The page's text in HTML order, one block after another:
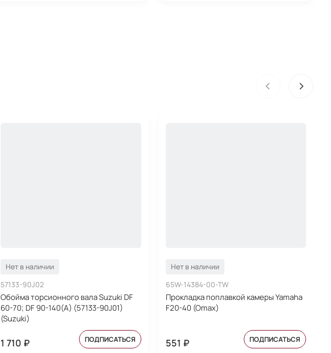
Нет в наличии
57133-90J02
Обойма торсионного вала Suzuki DF
60-70; DF 90-140(A) (57133-90J01)
(Suzuki)
1 710 ₽ ПОДПИСАТЬСЯ
Нет в наличии
65W-14384-00-TW
Прокладка поплавкой камеры Yamaha
F20-40 (Omax)
551 ₽ ПОДПИСАТЬСЯ